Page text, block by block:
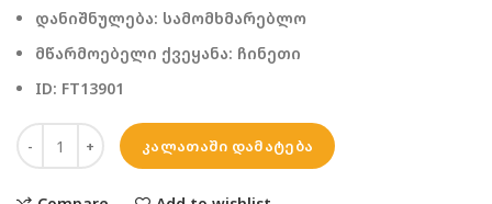
დანიშნულება: სამომხმარებლო
მწარმოებელი ქვეყანა: ჩინეთი
ID: FT13901
ᲙᲐᲚᲐᲗᲐᲨᲘ ᲓᲐᲛᲐᲢᲔᲑᲐ